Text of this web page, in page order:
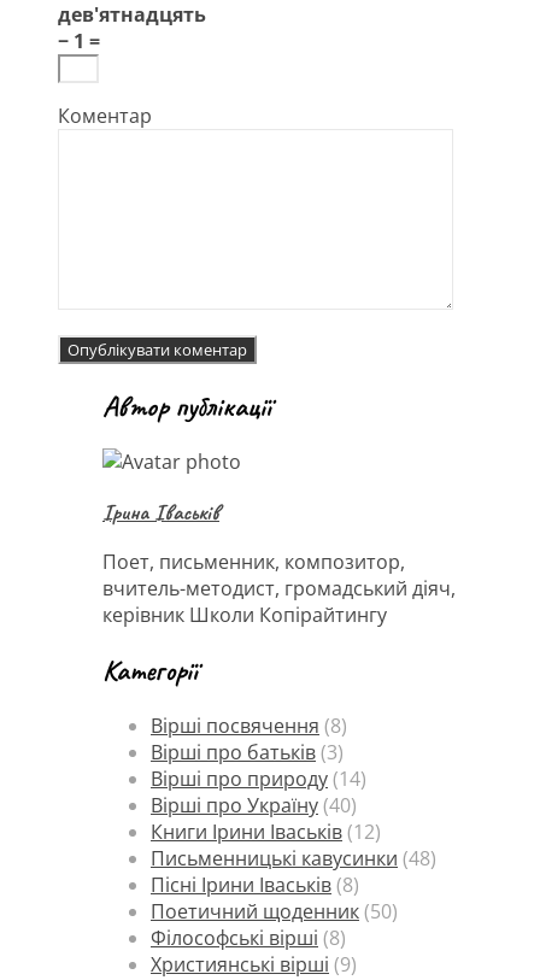
дев'ятнадцять
− 1 =
Коментар
Автор публікації
Ірина Іваськів
Поет, письменник, композитор,
вчитель-методист, громадський діяч,
керівник Школи Копірайтингу
Категорії
Вірші посвячення (8)
Вірші про батьків(3)
Вірші про природу(14)
Вірші про Україну(40)
Книги Ірини Іваськів(12)
Письменницькі кавусинки (48)
Пісні Ірини Іваськів(8)
Поетичний щоденник(50)
Філософські вірші (8)
Християнські вірші (9)